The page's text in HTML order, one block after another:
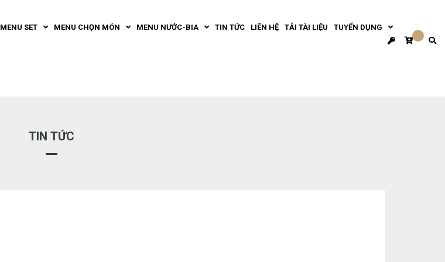
MENU SET MENU CHỌN MÓN MENU NƯỚC-BIA TIN TỨC LIÊN HỆ TẢI TÀI LIỆU TUYỂN DỤNG
TIN TỨC